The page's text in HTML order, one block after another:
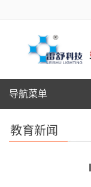
导航菜单
教育新闻